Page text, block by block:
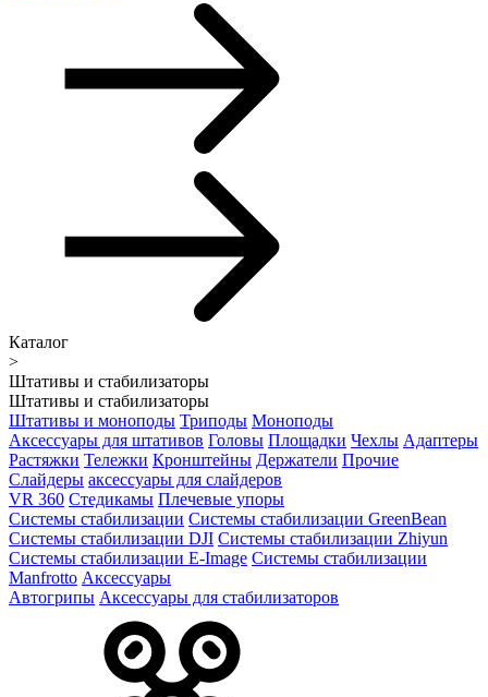
Каталог
>
Штативы и стабилизаторы
Штативы и стабилизаторы
Штативы и моноподы Триподы Моноподы
Аксессуары для штативов Головы Площадки Чехлы Адаптеры
Растяжки Тележки Кронштейны Держатели Прочие
Слайдеры аксессуары для слайдеров
VR 360 Стедикамы Плечевые упоры
Системы стабилизации Системы стабилизации GreenBean
Системы стабилизации DJI Системы стабилизации Zhiyun
Системы стабилизации E-Image Системы стабилизации
Manfrotto Аксессуары
Автогрипы Аксессуары для стабилизаторов